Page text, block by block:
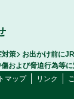
対策 お出かけ前に
および脅迫行為等
マップ リンク